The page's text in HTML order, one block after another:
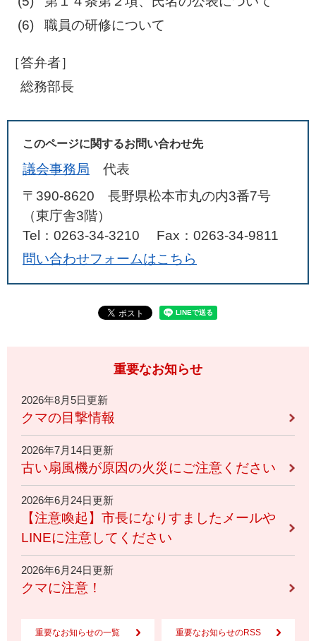
(6) 職員の研修について
［答弁者］
総務部長
このページに関するお問い合わせ先
議会事務局
代表
〒390-8620 長野県松本市丸の内3番7号
（東庁舎3階）
Tel：0263-34-3210
Fax：0263-34-9811
問い合わせフォームはこちら
重要なお知らせ
2026年8月5日更新
クマの目撃情報
2026年7月14日更新
古い扇風機が原因の火災にご注意ください
2026年6月24日更新
【注意喚起】市長になりすましたメールや
LINEに注意してください
2026年6月24日更新
クマに注意！
重要なお知らせの一覧 重要なお知らせのRSS